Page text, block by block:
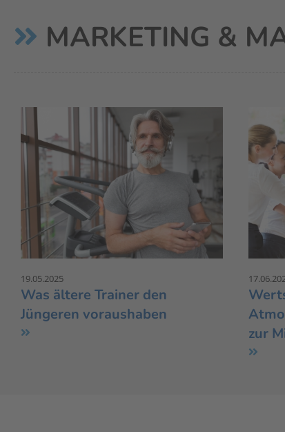
MARKETING &
19.05.2025
Was ältere Trainer den
Jüngeren voraushaben
zur